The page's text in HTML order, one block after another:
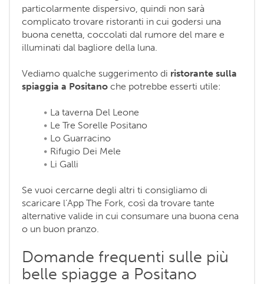
particolarmente dispersivo, quindi non sarà
complicato trovare ristoranti in cui godersi una
buona cenetta, coccolati dal rumore del mare e
illuminati dal bagliore della luna.
Vediamo qualche suggerimento di ristorante sulla
spiaggia a Positano che potrebbe esserti utile:
La taverna Del Leone
Le Tre Sorelle Positano
Lo Guarracino
Rifugio Dei Mele
Li Galli
Se vuoi cercarne degli altri ti consigliamo di
scaricare l’App The Fork, così da trovare tante
alternative valide in cui consumare una buona cena
o un buon pranzo.
Domande frequenti sulle più
belle spiagge a Positano